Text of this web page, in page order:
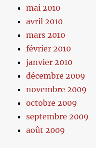
mai 2010
avril 2010
mars 2010
février 2010
janvier 2010
décembre 2009
novembre 2009
octobre 2009
septembre 2009
août 2009